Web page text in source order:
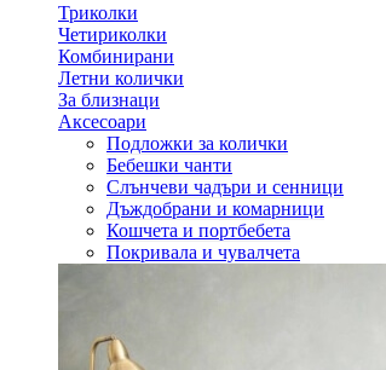
Триколки
Четириколки
Комбинирани
Летни колички
За близнаци
Аксесоари
Подложки за колички
Бебешки чанти
Слънчеви чадъри и сенници
Дъждобрани и комарници
Кошчета и портбебета
Покривала и чувалчета